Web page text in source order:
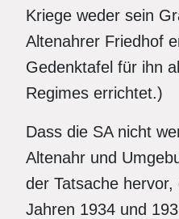
Kriege weder sein
Altenahrer Friedhof
Gedenktafel für ihn
Regimes errichtet.)
Dass die SA nicht
Altenahr und
der Tatsache
Jahren 1934 und